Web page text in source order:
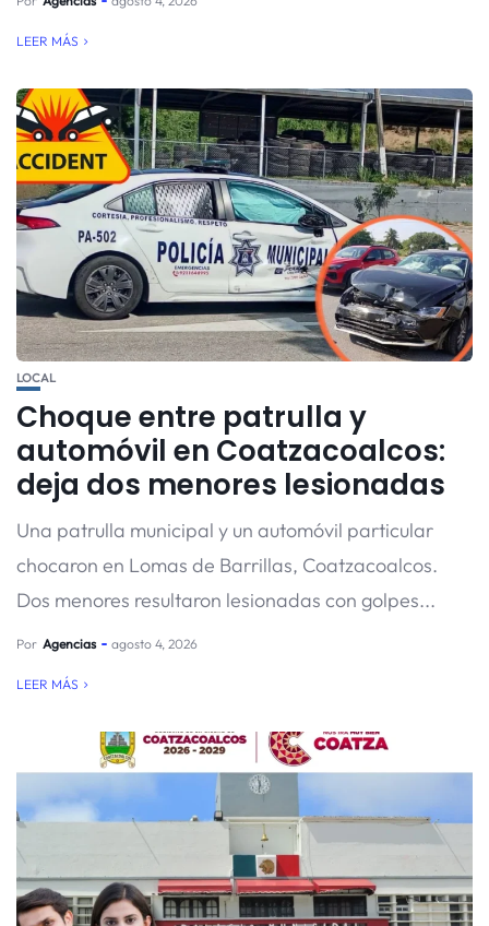
LEER MÁS
LOCAL
Choque entre patrulla y
automóvil en Coatzacoalcos:
deja dos menores lesionadas
Una patrulla municipal y un automóvil particular
chocaron en Lomas de Barrillas, Coatzacoalcos.
Dos menores resultaron lesionadas con golpes...
Por Agencias agosto 4, 2026
LEER MÁS